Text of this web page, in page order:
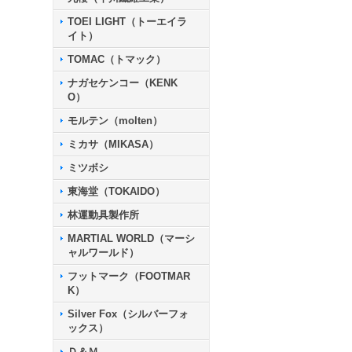
TOEI LIGHT（トーエイラ
イト）
TOMAC（トマック）
ナガセケンコー（KENK
O）
モルテン（molten）
ミカサ（MIKASA）
ミツボシ
東海堂（TOKAIDO）
林運動具製作所
MARTIAL WORLD（マーシ
ャルワールド）
フットマーク（FOOTMAR
K）
Silver Fox（シルバーフォ
ックス）